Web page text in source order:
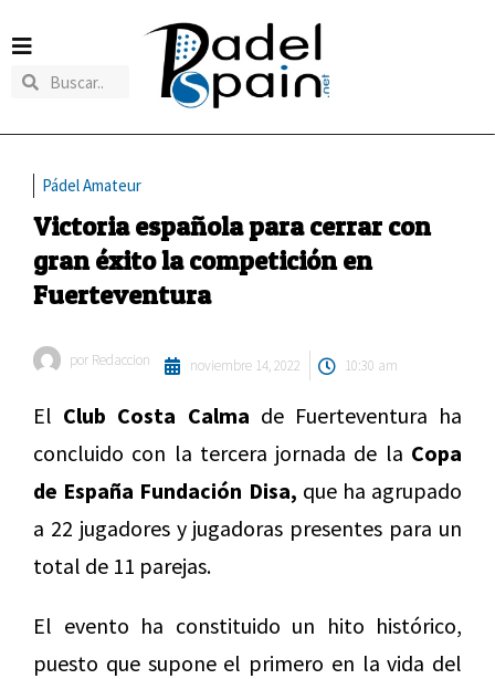
Pádel Amateur
Victoria española para cerrar con
gran éxito la competición en
Fuerteventura
por Redaccion noviembre 14, 2022 10:30 am
El Club Costa Calma de Fuerteventura ha
concluido con la tercera jornada de la Copa
de España Fundación Disa, que ha agrupado
a 22 jugadores y jugadoras presentes para un
total de 11 parejas.
El evento ha constituido un hito histórico,
puesto que supone el primero en la vida del